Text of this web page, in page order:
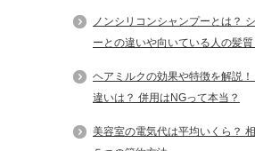
ノンシリコンシャンプーとは？
ーとの違いや向いている人の髪
ヘアミルクの効果や特徴を解説
違いは？ 併用はNGって本当？
美容室の電気代は平均いくら？